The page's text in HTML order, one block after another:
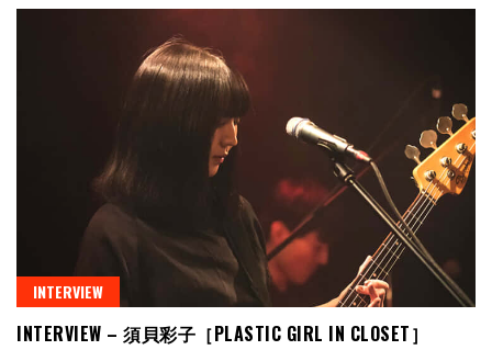
INTERVIEW
INTERVIEW – 須貝彩子［PLASTIC GIRL IN CLOSET］